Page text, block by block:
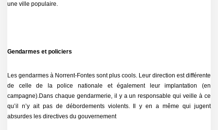
une ville populaire.
Gendarmes et policiers
Les gendarmes à Norrent-Fontes sont plus cools. Leur direction est différente
de celle de la police nationale et également leur implantation (en
campagne).Dans chaque gendarmerie, il y a un responsable qui veille à ce
qu’il n’y ait pas de débordements violents. Il y en a même qui jugent
absurdes les directives du gouvernement